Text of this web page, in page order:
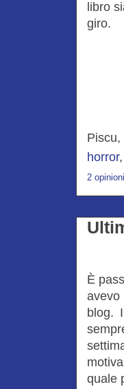
libro
giro.
Piscu,
horror,
2
È
avevo
blog.
quale